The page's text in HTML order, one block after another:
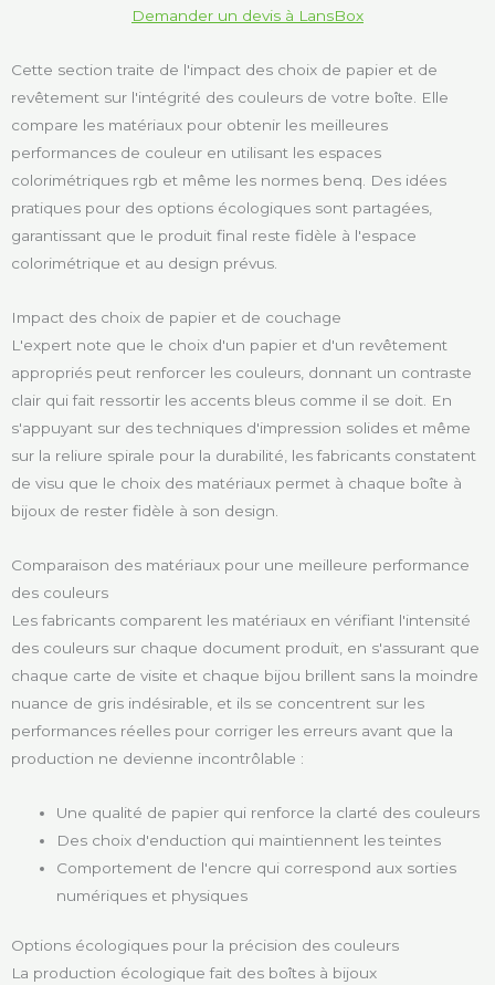
Demander un devis à LansBox
Cette section traite de l'impact des choix de papier et de
revêtement sur l'intégrité des couleurs de votre boîte. Elle
compare les matériaux pour obtenir les meilleures
performances de couleur en utilisant les espaces
colorimétriques rgb et même les normes benq. Des idées
pratiques pour des options écologiques sont partagées,
garantissant que le produit final reste fidèle à l'espace
colorimétrique et au design prévus.
Impact des choix de papier et de couchage
L'expert note que le choix d'un papier et d'un revêtement
appropriés peut renforcer les couleurs, donnant un contraste
clair qui fait ressortir les accents bleus comme il se doit. En
s'appuyant sur des techniques d'impression solides et même
sur la reliure spirale pour la durabilité, les fabricants constatent
de visu que le choix des matériaux permet à chaque boîte à
bijoux de rester fidèle à son design.
Comparaison des matériaux pour une meilleure performance
des couleurs
Les fabricants comparent les matériaux en vérifiant l'intensité
des couleurs sur chaque document produit, en s'assurant que
chaque carte de visite et chaque bijou brillent sans la moindre
nuance de gris indésirable, et ils se concentrent sur les
performances réelles pour corriger les erreurs avant que la
production ne devienne incontrôlable :
Une qualité de papier qui renforce la clarté des couleurs
Des choix d'enduction qui maintiennent les teintes
Comportement de l'encre qui correspond aux sorties
numériques et physiques
Options écologiques pour la précision des couleurs
La production écologique fait des boîtes à bijoux